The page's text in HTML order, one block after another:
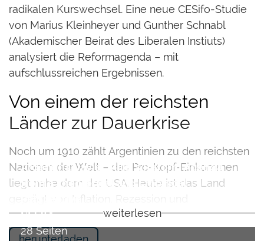
radikalen Kurswechsel. Eine neue CESifo-Studie
von Marius Kleinheyer und Gunther Schnabl
(Akademischer Beirat des Liberalen Instiuts)
analysiert die Reformagenda – mit
aufschlussreichen Ergebnissen.
Von einem der reichsten
Länder zur Dauerkrise
Noch um 1910 zählt Argentinien zu den reichsten
Nationen der Welt – das Pro-Kopf-Einkommen
liegt nahe dem der USA. Heute ist das Land
geprägt von Inflation, Rezession und
Staatsversagen. Ursache: ein über Jahrzehnte
verfestigtes Entwicklungsmodell, das auf
weiterlesen
Argentina: Javier Milei’s Reform Agenda
from a Theoretical and Empirical
CESifo
28 Seiten